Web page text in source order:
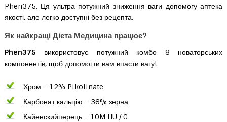
Phen375. Ця ультра потужний зниження ваги допомогу аптека
якості, але легко доступні без рецепта.
Як найкращі Дієта Медицина працює?
Phen375 використовує потужний комбо 8 новаторських
компонентів, щоб допомогти вам впасти вагу!
Хром – 12% Pikolinate
Карбонат кальцію – 36% зерна
Кайенскийперець – 10M HU / G